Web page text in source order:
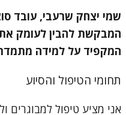
המקפיד על למידה
תחומי הטיפול והסיוע
אני מציע טיפול למבוגרים ולבני נוער (החל מגיל 14) המתמודדים עם מגוון